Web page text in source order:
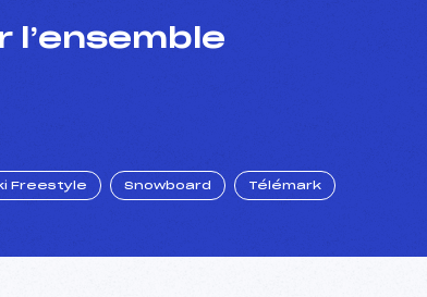
Freestyle Snowboard Télémark